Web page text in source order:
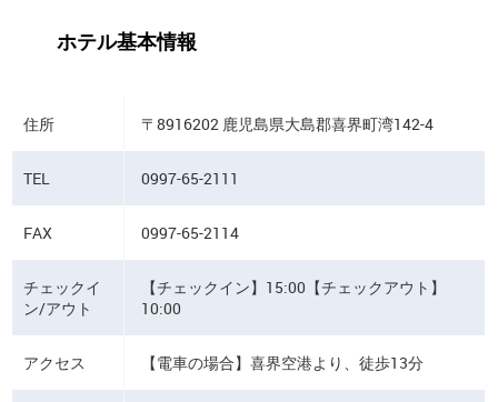
ホテル基本情報
住所 〒8916202 鹿児島県大島郡喜界町湾142-4
TEL 0997-65-2111
FAX 0997-65-2114
チェックイ
ン/アウト
【チェックイン】15:00【チェックアウト】
10:00
アクセス 【電車の場合】喜界空港より、徒歩13分